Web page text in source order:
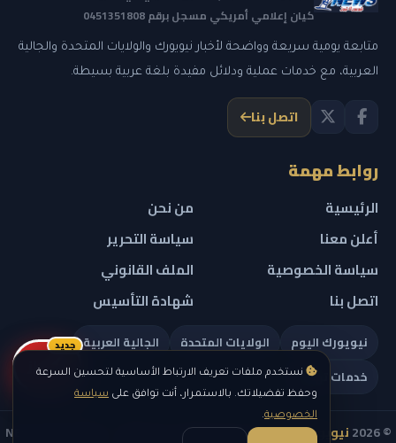
نستخدم ملفات تعريف الارتباط الأساسية لتحسين السرعة
وحفظ تفضيلاتك. بالاستمرار، أنت توافق على سياسة
الخصوصية.
كيان إعلامي أمريكي مسجل برقم 0451351808
متابعة يومية سريعة وواضحة لأخبار نيويورك والولايات المتحدة والجالية
العربية، مع خدمات عملية ودلائل مفيدة بلغة عربية بسيطة.
اتصل بنا
روابط مهمة
الرئيسية
من نحن
أعلن معنا
سياسة التحرير
سياسة الخصوصية
الملف القانوني
اتصل بنا
شهادة التأسيس
نيويورك اليوم الولايات المتحدة
الجالية العربية
خدمات تهمك
© 2026 نيويورك نيوز
— جميع الحقوق محفوظة — NEW YORK NEWS
ريلز
جديد